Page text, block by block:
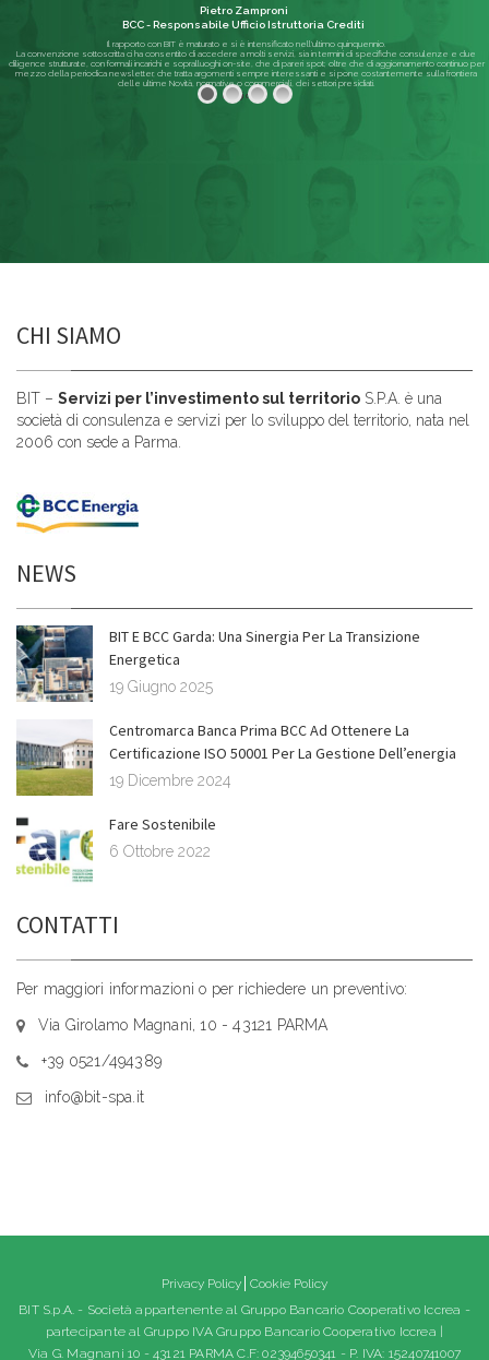
Il rapporto con BIT è maturato e si è intensificato nell'ultimo quinquennio.
La convenzione sottoscritta ci ha consentito di accedere a molti servizi, sia in termini di specifiche consulenze e due
diligence strutturate, con formali incarichi e sopralluoghi on-site, che di pareri spot; oltre che di aggiornamento continuo per
mezzo della periodica newsletter, che tratta argomenti sempre interessanti e si pone costantemente sulla frontiera
delle ultime Novità, normative o commerciali, dei settori presidiati.
Pietro Zamproni
BCC - Responsabile Ufficio Istruttoria Crediti
Leggi di più
CHI SIAMO
BIT – Servizi per l’investimento sul territorio S.P.A. è una
società di consulenza e servizi per lo sviluppo del territorio, nata nel
2006 con sede a Parma.
NEWS
BIT E BCC Garda: Una Sinergia Per La Transizione
Energetica
19 Giugno 2025
Centromarca Banca Prima BCC Ad Ottenere La
Certificazione ISO 50001 Per La Gestione Dell’energia
19 Dicembre 2024
Fare Sostenibile
6 Ottobre 2022
CONTATTI
Per maggiori informazioni o per richiedere un preventivo:
Via Girolamo Magnani, 10 - 43121 PARMA
+39 0521/494389
info@bit-spa.it
Privacy Policy Cookie Policy
BIT S.p.A. - Società appartenente al Gruppo Bancario Cooperativo Iccrea -
partecipante al Gruppo IVA Gruppo Bancario Cooperativo Iccrea |
Via G. Magnani 10 - 43121 PARMA C.F: 02394650341 - P. IVA: 15240741007